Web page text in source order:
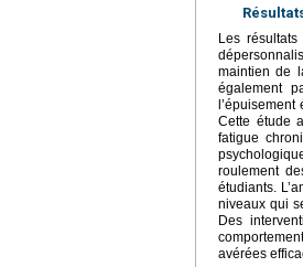
Les
maintien de
également
Cette étude
fatigue
roulement
étudiants.
niveaux qui
Des
avérées